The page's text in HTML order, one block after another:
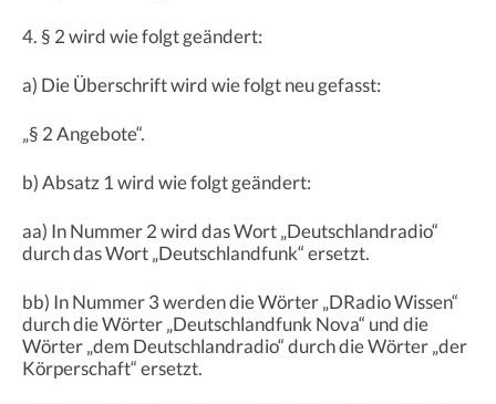
4. § 2 wird wie folgt geändert:
a) Die Überschrift wird wie folgt neu gefasst:
„§ 2 Angebote“.
b) Absatz 1 wird wie folgt geändert:
aa) In Nummer 2 wird das Wort „Deutschlandradio“
durch das Wort „Deutschlandfunk“ ersetzt.
bb) In Nummer 3 werden die Wörter „DRadio Wissen“
durch die Wörter „Deutschlandfunk Nova“ und die
Wörter „dem Deutschlandradio“ durch die Wörter „der
Körperschaft“ ersetzt.